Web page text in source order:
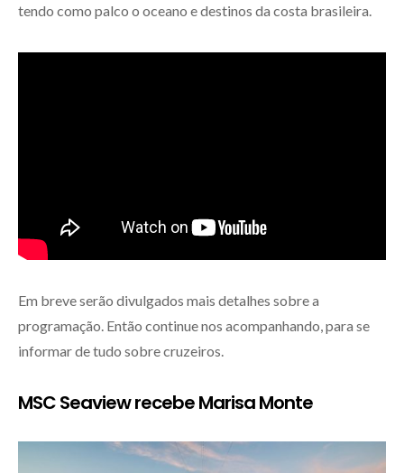
tendo como palco o oceano e destinos da costa brasileira.
Em breve serão divulgados mais detalhes sobre a
programação. Então continue nos acompanhando, para se
informar de tudo sobre cruzeiros.
MSC Seaview recebe Marisa Monte